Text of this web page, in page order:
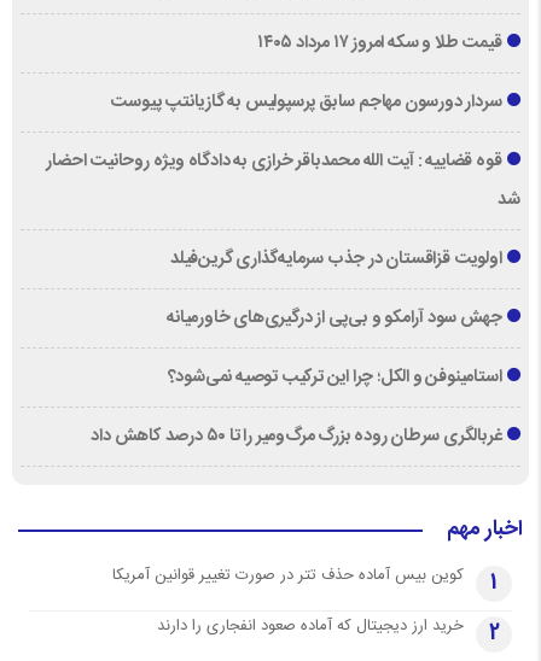
قیمت طلا و سکه امروز ۱۷ مرداد ۱۴۰۵
سردار دورسون مهاجم سابق پرسپولیس به گازیانتپ پیوست
قوه قضاییه : آیت الله محمدباقر خرازی به دادگاه ویژه روحانیت احضار
شد
اولویت قزاقستان در جذب سرمایه‌گذاری گرین‌فیلد
جهش سود آرامکو و بی‌پی از درگیری‌های خاورمیانه
استامینوفن و الکل؛ چرا این ترکیب توصیه نمی‌شود؟
غربالگری سرطان روده بزرگ مرگ‌ومیر را تا ۵۰ درصد کاهش داد
اخبار مهم
1 کوین بیس آماده حذف تتر در صورت تغییر قوانین آمریکا
2 خرید ارز دیجیتال که آماده صعود انفجاری را دارند